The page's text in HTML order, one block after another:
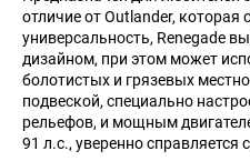
отличие от Outlander, которая
универсальность, Renegade
дизайном, при этом может
болотистых и грязевых
подвеской, специально
рельефов, и мощным
91 л.с., уверенно